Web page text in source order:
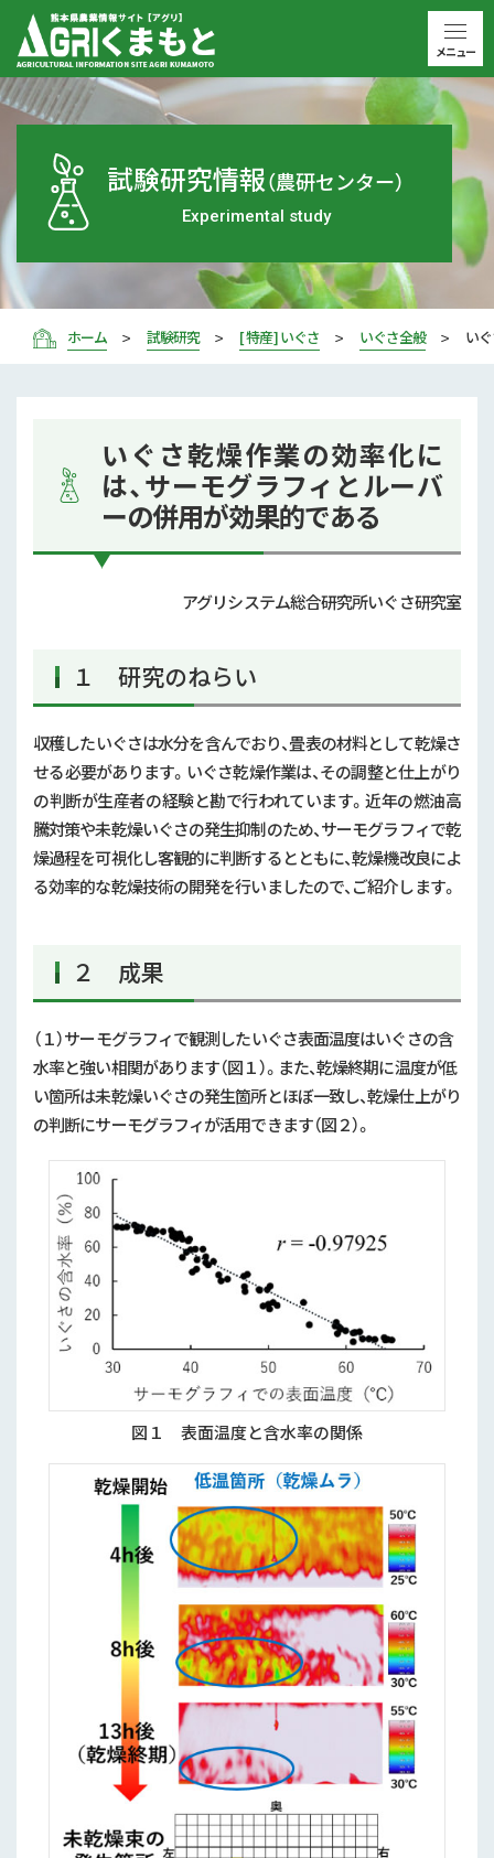
試験研究情報（農研センター）
Experimental study
ホーム 試験研究 [ 特産 ] いぐさ いぐさ全般 い
いぐさ乾燥作業の効率化に
は、サーモグラフィとルーバ
ーの併用が効果的である
アグリシステム総合研究所いぐさ研究室
１ 研究のねらい
収穫したいぐさは水分を含んでおり、畳表の材料として乾燥さ
せる必要があります。いぐさ乾燥作業は、その調整と仕上がり
の判断が生産者の経験と勘で行われています。近年の燃油高
騰対策や未乾燥いぐさの発生抑制のため、サーモグラフィで乾
燥過程を可視化し客観的に判断するとともに、乾燥機改良によ
る効率的な乾燥技術の開発を行いましたので、ご紹介します。
２ 成果
（１）サーモグラフィで観測したいぐさ表面温度はいぐさの含
水率と強い相関があります（図１）。また、乾燥終期に温度が低
い箇所は未乾燥いぐさの発生箇所とほぼ一致し、乾燥仕上がり
の判断にサーモグラフィが活用できます（図２）。
図１ 表面温度と含水率の関係
メニュー